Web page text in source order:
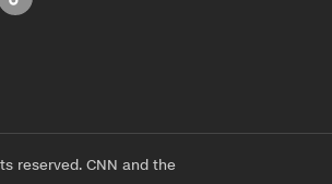
reserved. CNN and the